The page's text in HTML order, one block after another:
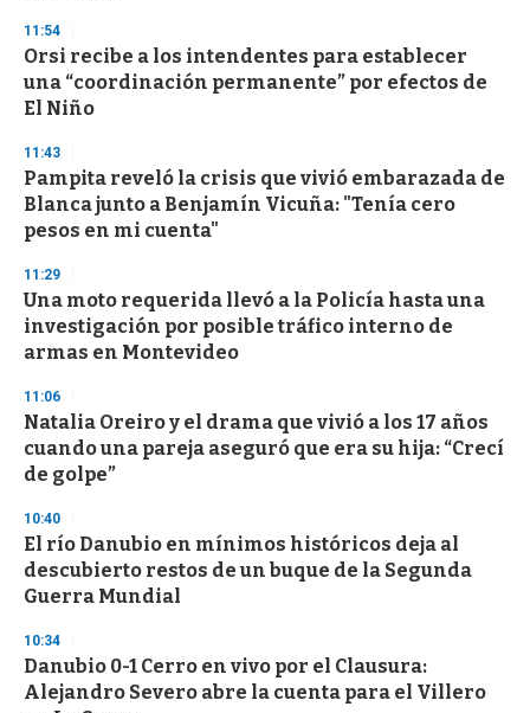
s
11:54
Orsi recibe a los intendentes para establecer
una “coordinación permanente” por efectos de
El Niño
11:43
Pampita reveló la crisis que vivió embarazada de
Blanca junto a Benjamín Vicuña: "Tenía cero
pesos en mi cuenta"
11:29
Una moto requerida llevó a la Policía hasta una
investigación por posible tráfico interno de
armas en Montevideo
11:06
Natalia Oreiro y el drama que vivió a los 17 años
cuando una pareja aseguró que era su hija: “Crecí
de golpe”
10:40
El río Danubio en mínimos históricos deja al
descubierto restos de un buque de la Segunda
Guerra Mundial
10:34
Danubio 0-1 Cerro en vivo por el Clausura:
Alejandro Severo abre la cuenta para el Villero